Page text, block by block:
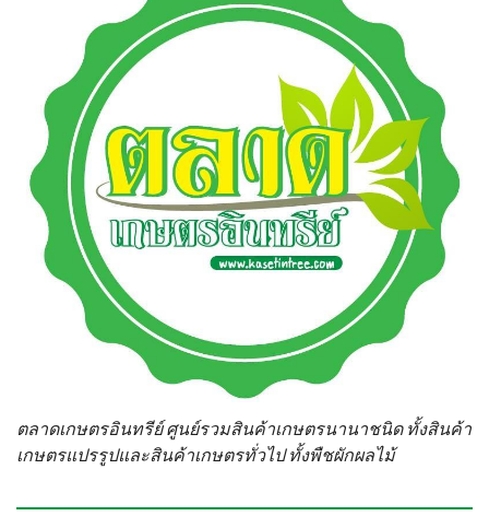
ตลาดเกษตรอินทรีย์ ศูนย์รวมสินค้าเกษตรนานาชนิด ทั้งสินค้า
เกษตรแปรรูปและสินค้าเกษตรทั่วไป ทั้งพืชผักผลไม้